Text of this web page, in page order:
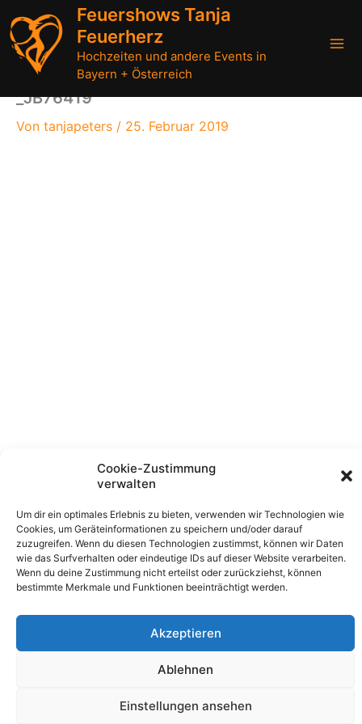
Cookie-Zustimmung
verwalten
Um dir ein optimales Erlebnis zu bieten, verwenden wir Technologien wie
Cookies, um Geräteinformationen zu speichern und/oder darauf
zuzugreifen. Wenn du diesen Technologien zustimmst, können wir Daten
wie das Surfverhalten oder eindeutige IDs auf dieser Website verarbeiten.
Wenn du deine Zustimmung nicht erteilst oder zurückziehst, können
bestimmte Merkmale und Funktionen beeinträchtigt werden.
Akzeptieren
Ablehnen
Einstellungen ansehen
Inhalt
springen
Feuershows Tanja
Feuerherz
Hochzeiten und andere Events in
Bayern + Österreich
_JB76419
Von tanjapeters / 25. Februar 2019
von Tanja Feuerherz